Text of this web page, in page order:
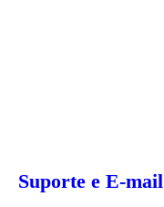
Suporte e E-mail